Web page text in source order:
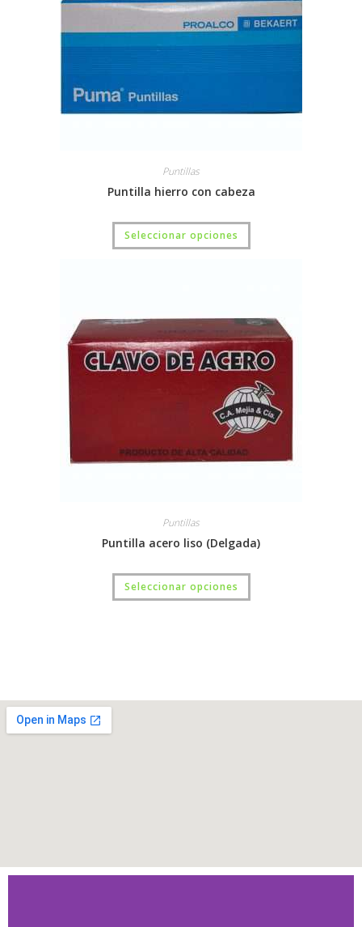
Puntillas
Puntilla hierro con cabeza
Seleccionar opciones
Puntillas
Puntilla acero liso (Delgada)
Seleccionar opciones